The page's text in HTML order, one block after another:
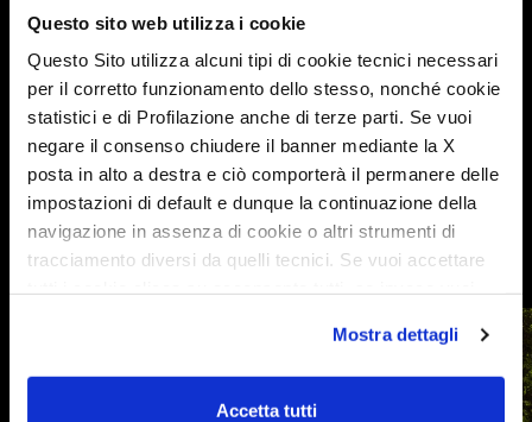
Questo sito web utilizza i cookie
Questo Sito utilizza alcuni tipi di cookie tecnici necessari
per il corretto funzionamento dello stesso, nonché cookie
statistici e di Profilazione anche di terze parti. Se vuoi
negare il consenso chiudere il banner mediante la X
posta in alto a destra e ciò comporterà il permanere delle
impostazioni di default e dunque la continuazione della
navigazione in assenza di cookie o altri strumenti di
tracciamento diversi da quelli tecnici. Se vuoi accettare
su acconsento selezionati. Se vuoi saperne di più clicca
qui. Cliccando sul tasto "Acconsento" permetti l'utilizzo
Mostra dettagli
Accetta tutti
01.12.2024
Camping
Caravan
Teilen Sie die Neuigkeiten